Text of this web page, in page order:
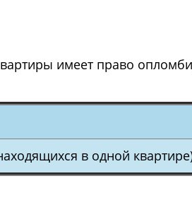
имеет право
в одной